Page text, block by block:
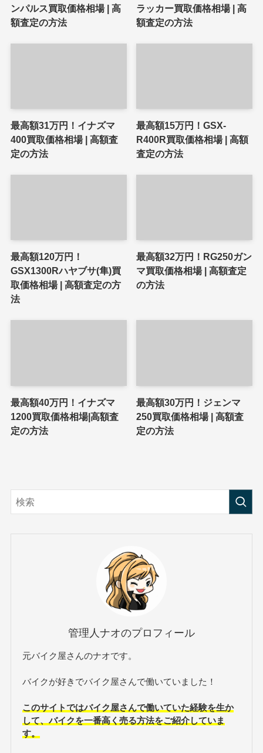
ンパルス買取価格相場 | 高
額査定の方法
ラッカー買取価格相場 | 高
額査定の方法
最高額31万円！イナズマ
400買取価格相場 | 高額査
定の方法
最高額15万円！GSX-
R400R買取価格相場 | 高額
査定の方法
最高額120万円！
GSX1300Rハヤブサ(隼)買
取価格相場 | 高額査定の方
法
最高額32万円！RG250ガン
マ買取価格相場 | 高額査定
の方法
最高額40万円！イナズマ
1200買取価格相場|高額査
定の方法
最高額30万円！ジェンマ
250買取価格相場 | 高額査
定の方法
管理人ナオのプロフィール
元バイク屋さんのナオです。
バイクが好きでバイク屋さんで働いていました！
このサイトではバイク屋さんで働いていた経験を生か
して、バイクを一番高く売る方法をご紹介していま
す。